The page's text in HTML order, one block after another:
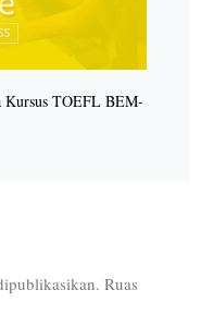
Kursus TOEFL BEM-
Ruas